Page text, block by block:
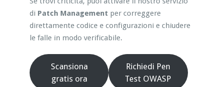
di Patch Management per correggere
direttamente codice e configurazioni e chiudere
le falle in modo verificabile.
Scansiona
gratis ora
Richiedi Pen
Test OWASP